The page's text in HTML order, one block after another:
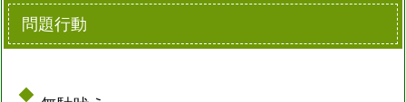
問題行動